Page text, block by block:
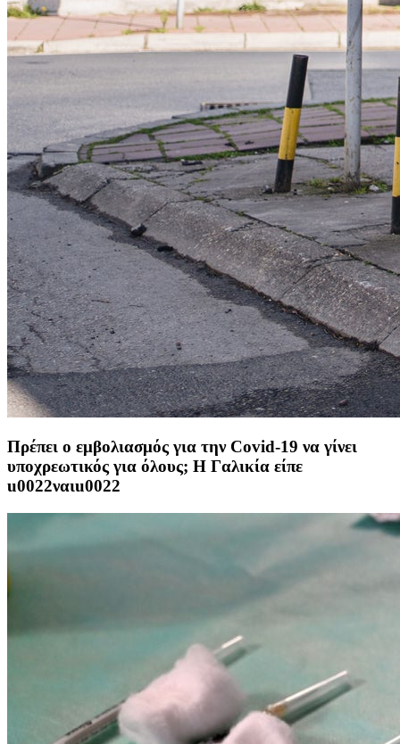
Πρέπει ο εμβολιασμός για την Covid-19 να γίνει
υποχρεωτικός για όλους; Η Γαλικία είπε
u0022ναιu0022